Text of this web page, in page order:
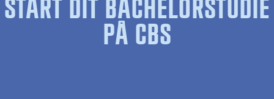
START DIT BACHELORSTUDIE
PÅ CBS